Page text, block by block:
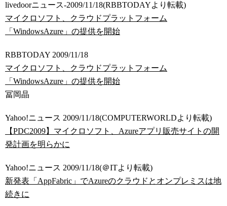
livedoorニュース-2009/11/18(RBBTODAYより転載)
マイクロソフト、クラウドプラットフォーム
「WindowsAzure」の提供を開始
RBBTODAY 2009/11/18
マイクロソフト、クラウドプラットフォーム
「WindowsAzure」の提供を開始
冨岡晶
Yahoo!ニュース 2009/11/18(COMPUTERWORLDより転載)
【PDC2009】マイクロソフト、Azureアプリ販売サイトの開
発計画を明らかに
Yahoo!ニュース 2009/11/18(＠ITより転載)
新発表「AppFabric」でAzureのクラウドとオンプレミスは地
続きに